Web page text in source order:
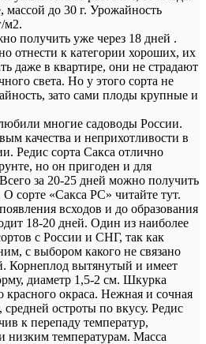
массой до 30 г. Урожайность
м2.
получить уже через 18 дней .
отнести к категории хороших, их
даже в квартире, они не страдают
света. Но у этого сорта не
зато сами плоды крупные и
многие садоводы России.
качества и неприхотливости в
Редис сорта Сакса отлично
но он пригоден и для
за 20-25 дней можно получить
сорте «Сакса РС» читайте тут.
всходов и до образования
18-20 дней. Один из наиболее
с России и СНГ, так как
с выбором какого не связано
Корнеплод вытянутый и имеет
диаметр 1,5-2 см. Шкурка
красного окраса. Нежная и сочная
средней остроты по вкусу. Редис
к перепаду температур,
низким температурам. Масса